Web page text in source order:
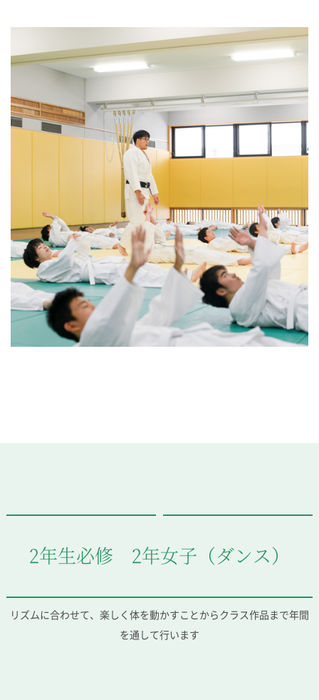
2年生必修 2年女子（ダンス）
リズムに合わせて、楽しく体を動かすことからクラス作品まで年間
を通して行います